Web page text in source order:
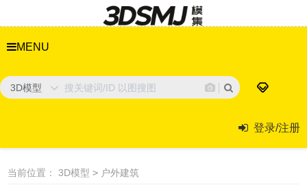
MENU
3D模型
登录/注册
当前位置： 3D模型 > 户外建筑